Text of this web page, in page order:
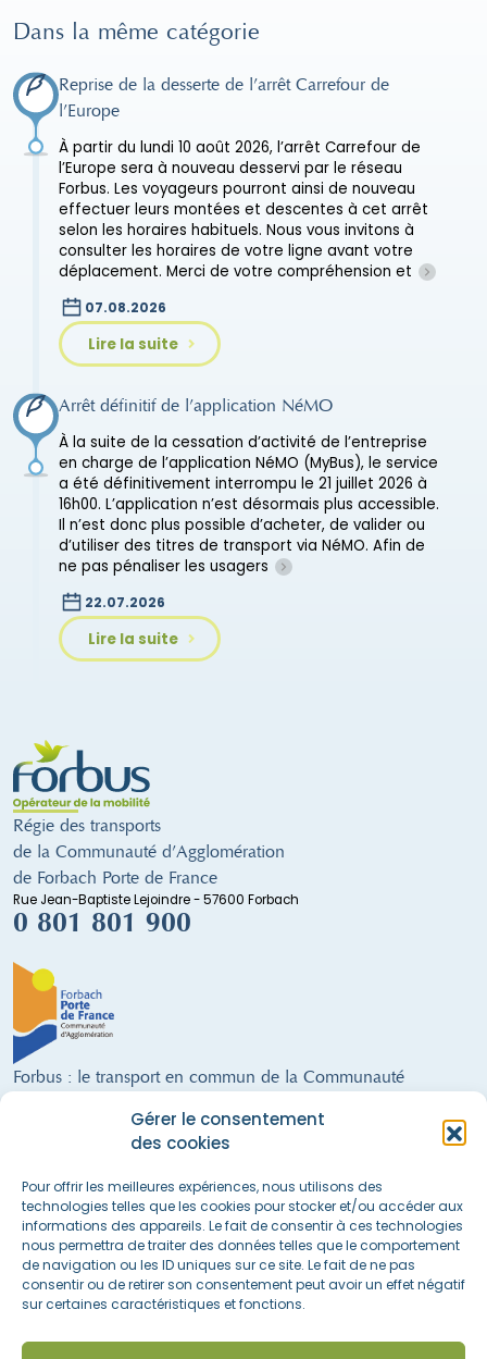
Gérer le consentement
des cookies
Pour offrir les meilleures expériences, nous utilisons des
technologies telles que les cookies pour stocker et/ou accéder aux
informations des appareils. Le fait de consentir à ces technologies
nous permettra de traiter des données telles que le comportement
de navigation ou les ID uniques sur ce site. Le fait de ne pas
consentir ou de retirer son consentement peut avoir un effet négatif
sur certaines caractéristiques et fonctions.
Dans la même catégorie
Reprise de la desserte de l’arrêt Carrefour de
l’Europe
À partir du lundi 10 août 2026, l’arrêt Carrefour de
l’Europe sera à nouveau desservi par le réseau
Forbus. Les voyageurs pourront ainsi de nouveau
effectuer leurs montées et descentes à cet arrêt
selon les horaires habituels. Nous vous invitons à
consulter les horaires de votre ligne avant votre
déplacement. Merci de votre compréhension et
Lire la suite
07.08.2026
Arrêt définitif de l’application NéMO
À la suite de la cessation d’activité de l’entreprise
en charge de l’application NéMO (MyBus), le service
a été définitivement interrompu le 21 juillet 2026 à
16h00. L’application n’est désormais plus accessible.
Il n’est donc plus possible d’acheter, de valider ou
d’utiliser des titres de transport via NéMO. Afin de
ne pas pénaliser les usagers
Lire la suite
22.07.2026
Régie des transports
de la Communauté d’Agglomération
de Forbach Porte de France
Rue Jean-Baptiste Lejoindre - 57600 Forbach
0 801 801 900
Forbus : le transport en commun de la Communauté
9 lignes régulières · un service de Transport à la Demande · 300 arrêts ·
28 véhicules (dont 21 alimentés au GNV) · 68 salariés · 21 communes
FORBUS AU SERVICE DE LA MOBILITÉ DU TERRITOIRE !
Nous suivre sur les réseaux sociaux
Accès rapide
Actualités & informations